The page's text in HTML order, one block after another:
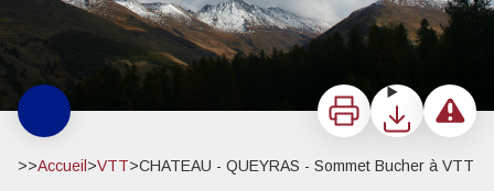
ImprimerTéléchargerSignaler
>>Accueil >VTT>CHATEAU - QUEYRAS - Sommet Bucher à VTT